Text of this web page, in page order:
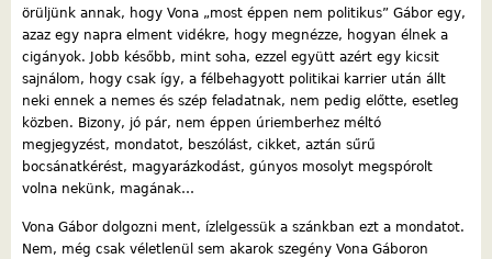
örüljünk annak, hogy Vona „most éppen nem politikus” Gábor egy,
azaz egy napra elment vidékre, hogy megnézze, hogyan élnek a
cigányok. Jobb később, mint soha, ezzel együtt azért egy kicsit
sajnálom, hogy csak így, a félbehagyott politikai karrier után állt
neki ennek a nemes és szép feladatnak, nem pedig előtte, esetleg
közben. Bizony, jó pár, nem éppen úriemberhez méltó
megjegyzést, mondatot, beszólást, cikket, aztán sűrű
bocsánatkérést, magyarázkodást, gúnyos mosolyt megspórolt
volna nekünk, magának…
Vona Gábor dolgozni ment, ízlelgessük a szánkban ezt a mondatot.
Nem, még csak véletlenül sem akarok szegény Vona Gáboron